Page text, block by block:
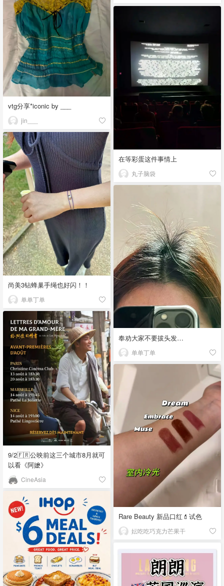
vtg分享*iconic by ___
jin___
在等彩蛋这件事情上
丸子脑袋
尚美3钻蜂巢手绳也好闪！！
单单丁单
奉劝大家不要拔头发…
单单丁单
9/2🇫🇷公映前这三个城市8月就可
以看《阿嬷》
CineAsia
Rare Beauty 新品口红💄试色
妘吃吃巧克力芒果干